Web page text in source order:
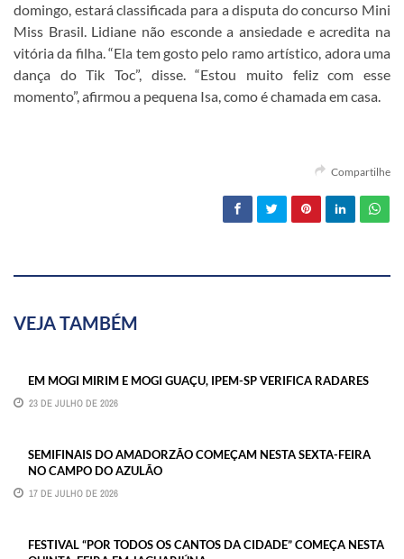
domingo, estará classificada para a disputa do concurso Mini
Miss Brasil. Lidiane não esconde a ansiedade e acredita na
vitória da filha. “Ela tem gosto pelo ramo artístico, adora uma
dança do Tik Toc”, disse. “Estou muito feliz com esse
momento”, afirmou a pequena Isa, como é chamada em casa.
Compartilhe
VEJA TAMBÉM
EM MOGI MIRIM E MOGI GUAÇU, IPEM-SP VERIFICA RADARES
23 DE JULHO DE 2026
SEMIFINAIS DO AMADORZÃO COMEÇAM NESTA SEXTA-FEIRA
NO CAMPO DO AZULÃO
17 DE JULHO DE 2026
FESTIVAL “POR TODOS OS CANTOS DA CIDADE” COMEÇA NESTA